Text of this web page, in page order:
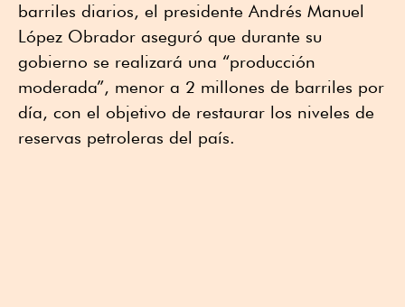
barriles diarios, el presidente Andrés Manuel
López Obrador aseguró que durante su
gobierno se realizará una “producción
moderada”, menor a 2 millones de barriles por
día, con el objetivo de restaurar los niveles de
reservas petroleras del país.